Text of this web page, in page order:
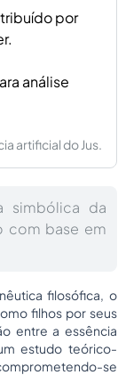
por
análise
artificial do Jus.
simbólica da
com base em
filosófica, o
filhos por seus
entre a essência
estudo teórico-
se